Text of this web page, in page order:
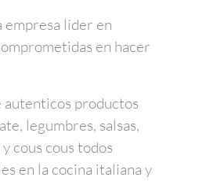
empresa líder en
en hacer
autenticos productos
legumbres, salsas,
cous cous todos
en la cocina italiana y